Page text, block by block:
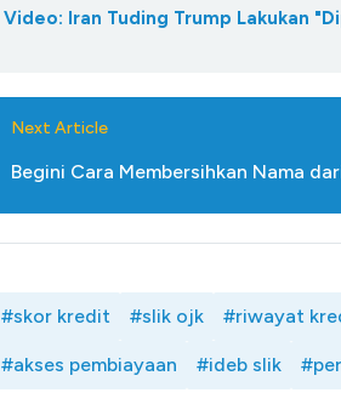
Video: Iran Tuding Trump Lakukan
Next Article
Begini Cara Membersihkan Nama
#skor kredit #slik ojk #riwayat
#akses pembiayaan #ideb slik